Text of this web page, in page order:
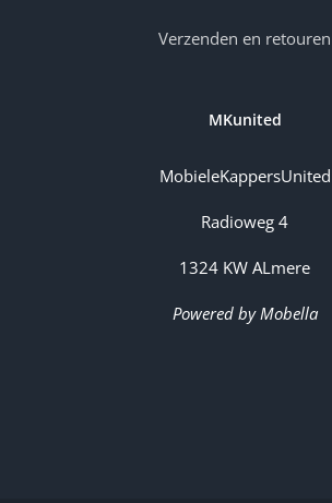
Verzenden en retouren
MKunited
MobieleKappersUnited
Radioweg 4
1324 KW ALmere
Powered by Mobella